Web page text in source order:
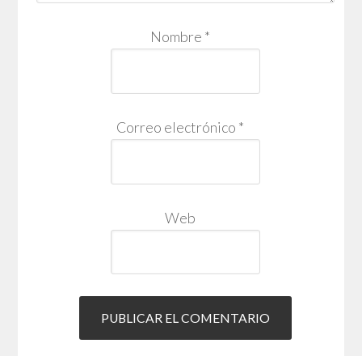
Nombre *
Correo electrónico *
Web